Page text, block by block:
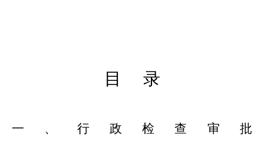
目 录
一、行政检查审批